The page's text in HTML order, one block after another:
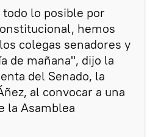
lo posible por
hemos
colegas senadores y
de mañana", dijo la
del Senado, la
al convocar a una
la Asamblea